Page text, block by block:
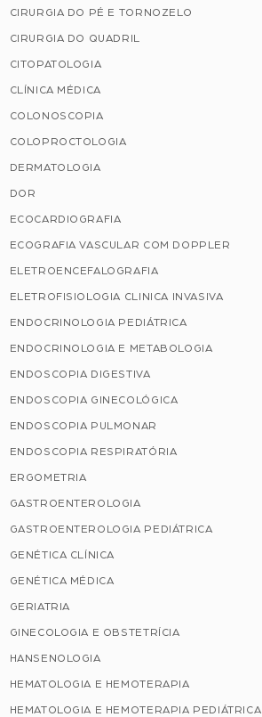
CIRURGIA DO PÉ E TORNOZELO
CIRURGIA DO QUADRIL
CITOPATOLOGIA
CLÍNICA MÉDICA
COLONOSCOPIA
COLOPROCTOLOGIA
DERMATOLOGIA
DOR
ECOCARDIOGRAFIA
ECOGRAFIA VASCULAR COM DOPPLER
ELETROENCEFALOGRAFIA
ELETROFISIOLOGIA CLINICA INVASIVA
ENDOCRINOLOGIA PEDIÁTRICA
ENDOCRINOLOGIA E METABOLOGIA
ENDOSCOPIA DIGESTIVA
ENDOSCOPIA GINECOLÓGICA
ENDOSCOPIA PULMONAR
ENDOSCOPIA RESPIRATÓRIA
ERGOMETRIA
GASTROENTEROLOGIA
GASTROENTEROLOGIA PEDIÁTRICA
GENÉTICA CLÍNICA
GENÉTICA MÉDICA
GERIATRIA
GINECOLOGIA E OBSTETRÍCIA
HANSENOLOGIA
HEMATOLOGIA E HEMOTERAPIA
HEMATOLOGIA E HEMOTERAPIA PEDIÁTRICA